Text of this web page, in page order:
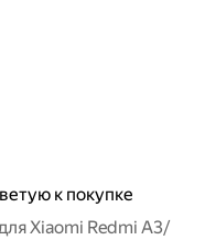
к покупке
Xiaomi Redmi A3/